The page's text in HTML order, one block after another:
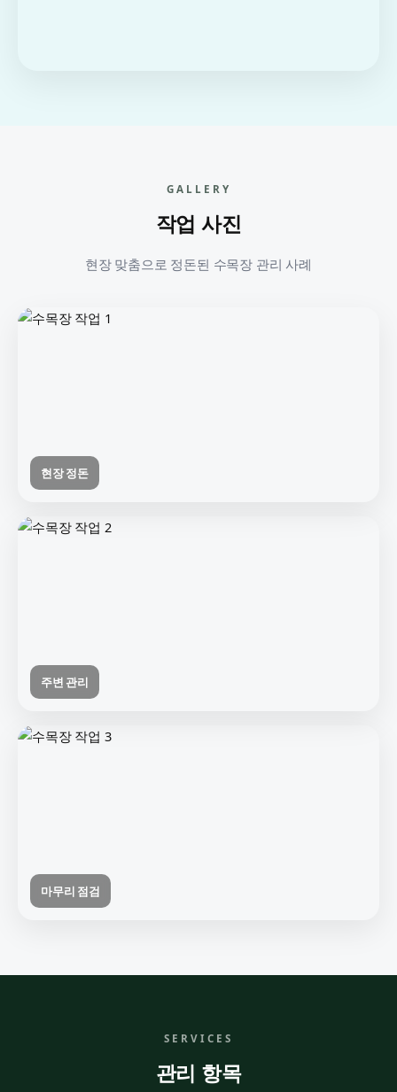
GALLERY
작업 사진
현장 맞춤으로 정돈된 수목장 관리 사례
현장 정돈
주변 관리
마무리 점검
SERVICES
관리 항목